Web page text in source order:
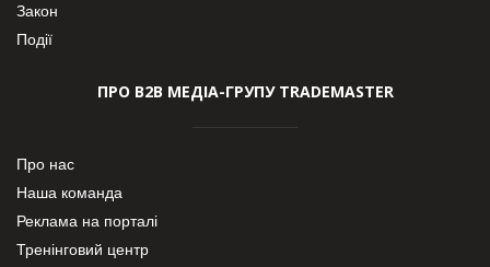
Закон
Події
ПРО В2В МЕДІА-ГРУПУ TRADEMASTER
Про нас
Наша команда
Реклама на порталі
Тренінговий центр